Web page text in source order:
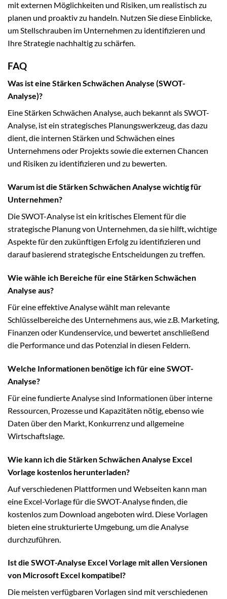
mit externen Möglichkeiten und Risiken, um realistisch zu
planen und proaktiv zu handeln. Nutzen Sie diese Einblicke,
um Stellschrauben im Unternehmen zu identifizieren und
Ihre Strategie nachhaltig zu schärfen.
FAQ
Was ist eine Stärken Schwächen Analyse (SWOT-
Analyse)?
Eine Stärken Schwächen Analyse, auch bekannt als SWOT-
Analyse, ist ein strategisches Planungswerkzeug, das dazu
dient, die internen Stärken und Schwächen eines
Unternehmens oder Projekts sowie die externen Chancen
und Risiken zu identifizieren und zu bewerten.
Warum ist die Stärken Schwächen Analyse wichtig für
Unternehmen?
Die SWOT-Analyse ist ein kritisches Element für die
strategische Planung von Unternehmen, da sie hilft, wichtige
Aspekte für den zukünftigen Erfolg zu identifizieren und
darauf basierend strategische Entscheidungen zu treffen.
Wie wähle ich Bereiche für eine Stärken Schwächen
Analyse aus?
Für eine effektive Analyse wählt man relevante
Schlüsselbereiche des Unternehmens aus, wie z.B. Marketing,
Finanzen oder Kundenservice, und bewertet anschließend
die Performance und das Potenzial in diesen Feldern.
Welche Informationen benötige ich für eine SWOT-
Analyse?
Für eine fundierte Analyse sind Informationen über interne
Ressourcen, Prozesse und Kapazitäten nötig, ebenso wie
Daten über den Markt, Konkurrenz und allgemeine
Wirtschaftslage.
Wie kann ich die Stärken Schwächen Analyse Excel
Vorlage kostenlos herunterladen?
Auf verschiedenen Plattformen und Webseiten kann man
eine Excel-Vorlage für die SWOT-Analyse finden, die
kostenlos zum Download angeboten wird. Diese Vorlagen
bieten eine strukturierte Umgebung, um die Analyse
durchzuführen.
Ist die SWOT-Analyse Excel Vorlage mit allen Versionen
von Microsoft Excel kompatibel?
Die meisten verfügbaren Vorlagen sind mit verschiedenen